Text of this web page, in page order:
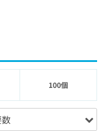
100個